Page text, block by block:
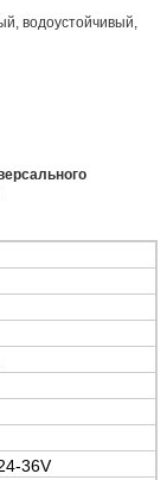
водоустойчивый,
36V